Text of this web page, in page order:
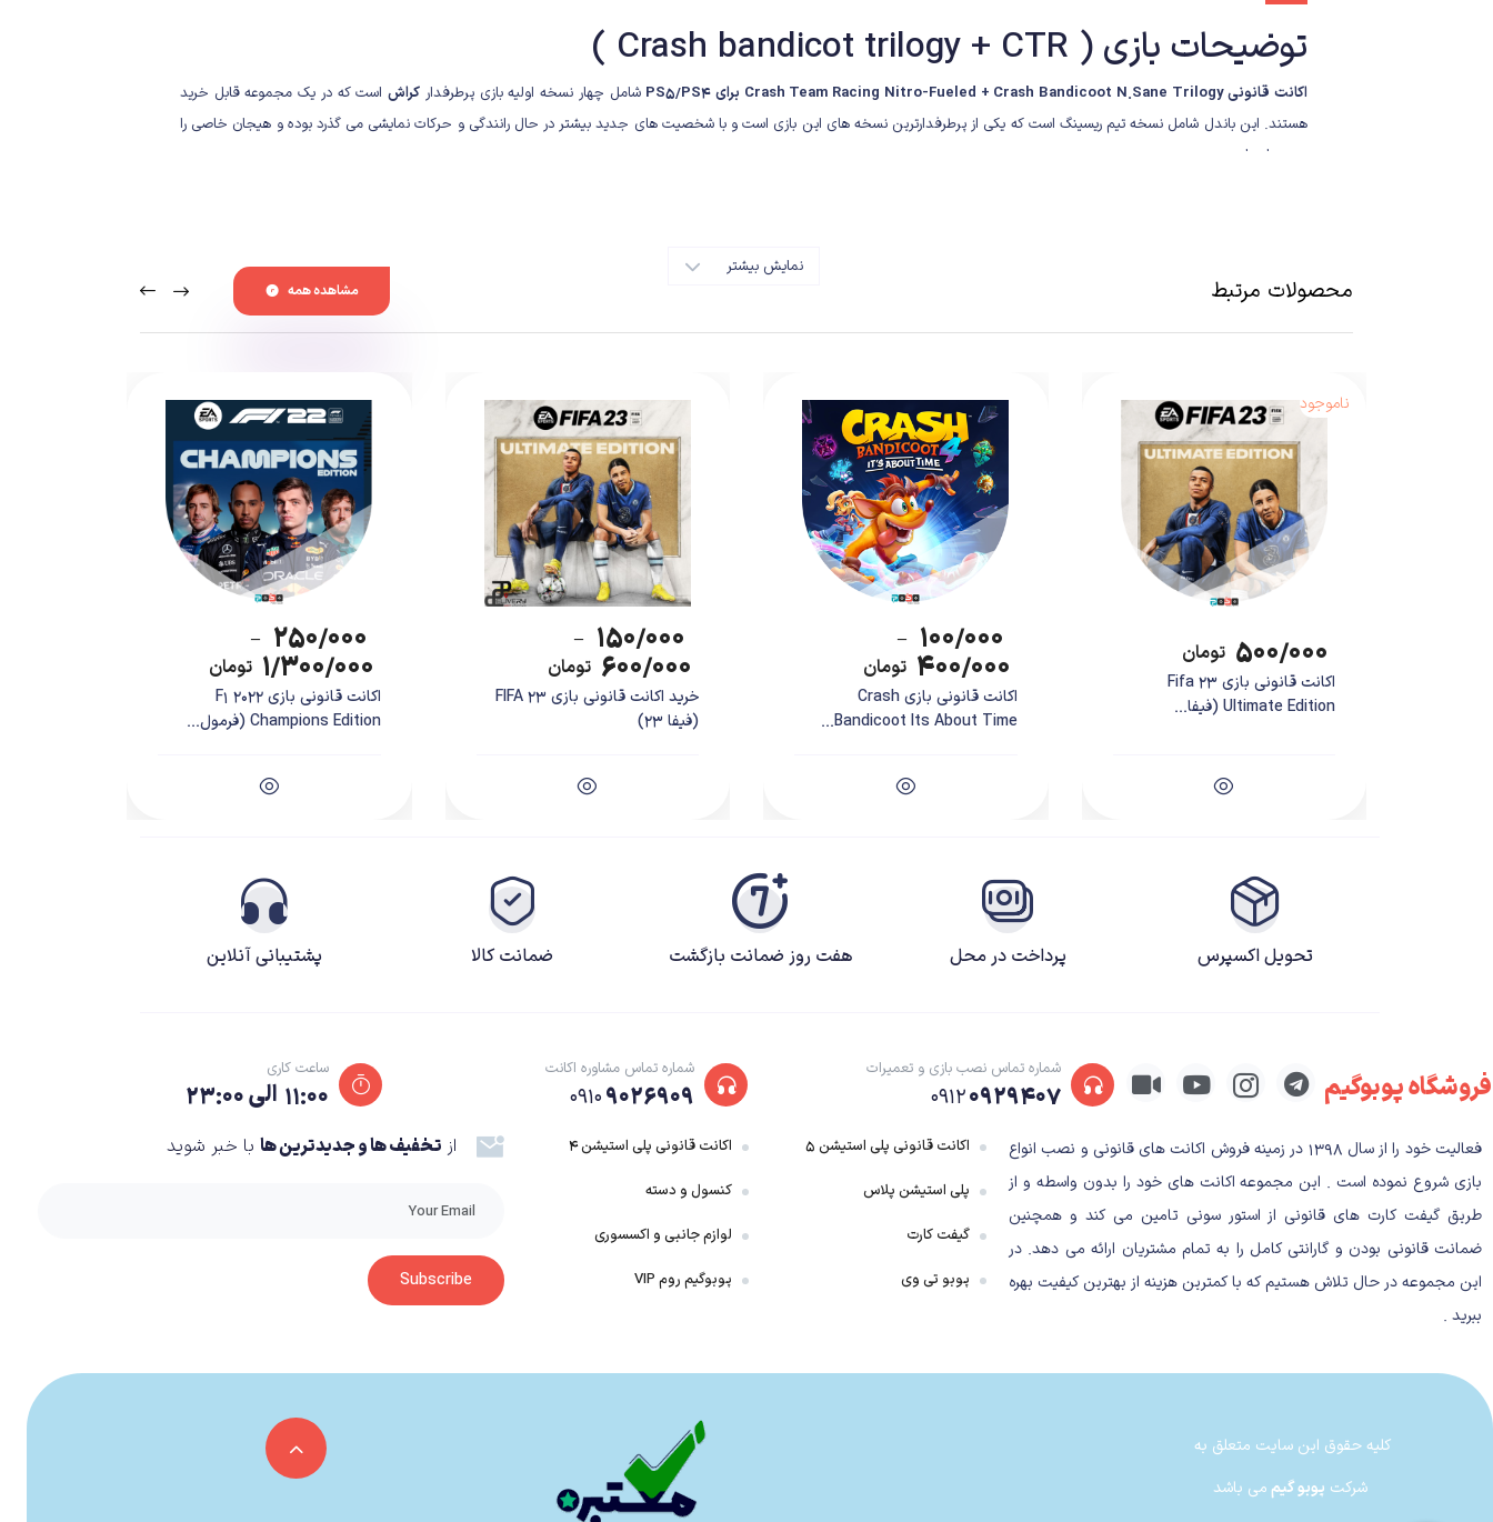
توضیحات بازی ( Crash bandicot trilogy + CTR )
اکانت قانونی Crash Team Racing Nitro-Fueled + Crash Bandicoot N.Sane Trilogy برای PS5/PS4 شامل چهار نسخه اولیه بازی پرطرفدار کراشاست که در یک مجموعه قابل خرید
هستند. این باندل شامل نسخه تیم ریسینگ است که یکی از پرطرفدارترین نسخه های این بازی است و با شخصیت های جدید بیشتر در حال رانندگی و حرکات نمایشی می گذرد بوده و هیجان خاصی را
به همراه دارد.
داستان بازی‌ها
Crash Bandicoot
سلطه خود در بیاورد. Crash باید از موانع گوناگون عبور کند و از قدرت‌های Aku Aku برای رسیدن به Cortex و نجات Tawna استفاده کند.
Crash Bandicoot 2: Cortex Strikes Back
فریب اوست و برنامه‌های شوم دیگری دارد.
Crash Bandicoot: Warped
در بازی سوم، پس از انفجار سفینه فضایی Cortex Vortex، برادر شیطانی Aku Aku، یعنی Uka Uka آزاد می‌شود و با Cortex و دکتر N. Tropy برای جمع‌آوری Crystal ها و Gem ها از طریق ماشین
نمایش بیشتر
محصولات مرتبط مشاهده همه
ناموجود
۵۰۰/۰۰۰ تومان
اکانت قانونی بازی Fifa 23
Ultimate Edition (فیفا...
۱۰۰/۰۰۰ –
۴۰۰/۰۰۰ تومان
اکانت قانونی بازی Crash
Bandicoot Its About Time...
۱۵۰/۰۰۰ –
۶۰۰/۰۰۰ تومان
خرید اکانت قانونی بازی FIFA 23
(فیفا 23)
۲۵۰/۰۰۰ –
۱/۳۰۰/۰۰۰ تومان
اکانت قانونی بازی F1 2022
Champions Edition (فرمول...
تحویل اکسپرس پرداخت در محل هفت روز ضمانت بازگشت ضمانت کالا پشتیبانی آنلاین
فروشگاه پوبوگیم
شماره تماس نصب بازی و تعمیرات
۰۹۱۲۰۹۲۹۴۰۷
شماره تماس مشاوره اکانت
۰۹۱۰۹۰۲۶۹۰۹
ساعت کاری
۱۱:۰۰ الی ۲۳:۰۰
فعالیت خود را از سال ۱۳۹۸ در زمینه فروش اکانت های قانونی و نصب انواع
بازی شروع نموده است . این مجموعه اکانت های خود را بدون واسطه و از
طریق گیفت کارت های قانونی از استور سونی تامین می کند و همچنین
ضمانت قانونی بودن و گارانتی کامل را به تمام مشتریان ارائه می دهد. در
این مجموعه در حال تلاش هستیم که با کمترین هزینه از بهترین کیفیت بهره
ببرید .
اکانت قانونی پلی استیشن ۵
پلی استیشن پلاس
گیفت کارت
پوبو تی وی
اکانت قانونی پلی استیشن ۴
کنسول و دسته
لوازم جانبی و اکسسوری
پوبوگیم روم VIP
از تخفیف ها و جدیدترین ها با خبر شوید
Subscribe
کلیه حقوق این سایت متعلق به
شرکت پوبو گیممی باشد